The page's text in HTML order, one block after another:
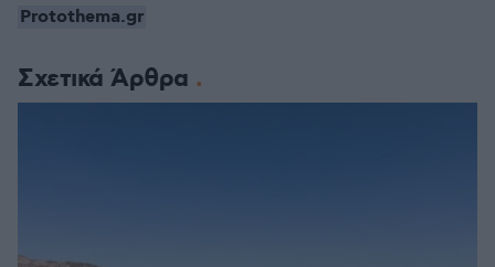
Σχετικά Άρθρα
Protothema.gr